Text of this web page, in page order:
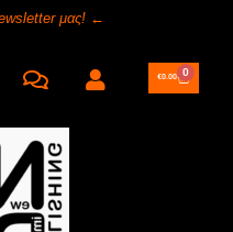
μας! ←
€0.00 0